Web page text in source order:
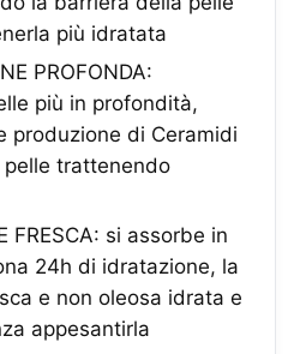
più idratata
PROFONDA:
più in profondità,
produzione di Ceramidi
trattenendo
FRESCA: si assorbe in
24h di idratazione, la
e non oleosa idrata e
appesantirla